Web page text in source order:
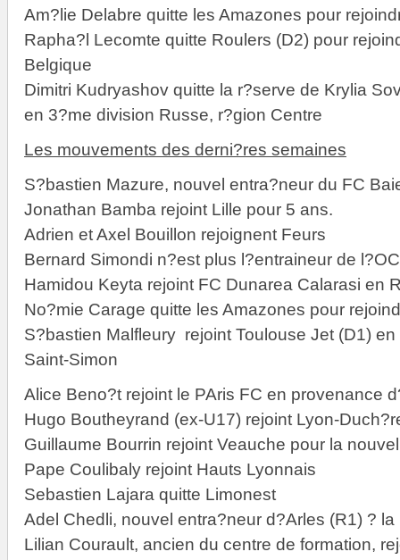
Am?lie Delabre quitte les Amazones pour
Rapha?l Lecomte quitte Roulers (D2) pour
Belgique
Dimitri Kudryashov quitte la r?serve de Krylia
en 3?me division Russe, r?gion Centre
Les mouvements des derni?res semaines
S?bastien Mazure, nouvel entra?neur du FC
Jonathan Bamba rejoint Lille pour 5 ans.
Adrien et Axel Bouillon rejoignent Feurs
Bernard Simondi n?est plus l?entraineur de
Hamidou Keyta rejoint FC Dunarea Calarasi en
No?mie Carage quitte les Amazones pour
S?bastien Malfleury rejoint Toulouse Jet (D1)
Saint-Simon
Alice Beno?t rejoint le PAris FC en provenance
Hugo Boutheyrand (ex-U17) rejoint Lyon-
Guillaume Bourrin rejoint Veauche pour la
Pape Coulibaly rejoint Hauts Lyonnais
Sebastien Lajara quitte Limonest
Adel Chedli, nouvel entra?neur d?Arles (R1) ?
Lilian Courault, ancien du centre de formation,